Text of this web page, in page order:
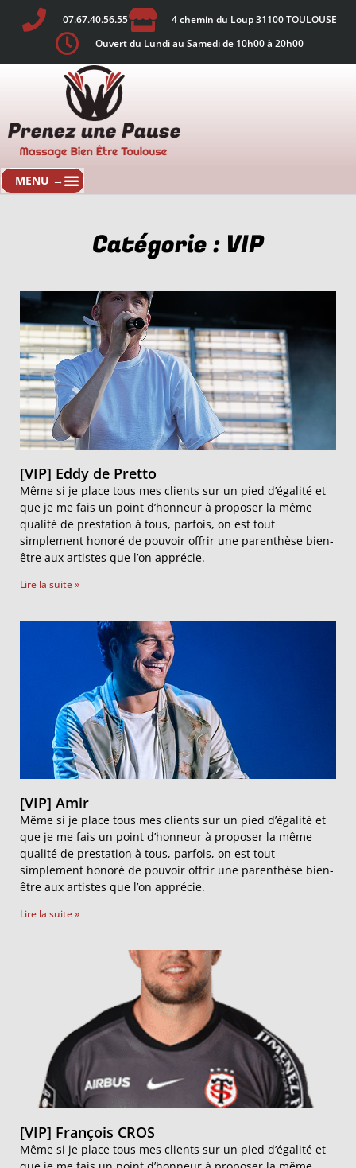
07.67.40.56.55
4 chemin du Loup 31100 TOULOUSE
Ouvert du Lundi au Samedi de 10h00 à 20h00
Catégorie : VIP
[VIP] Eddy de Pretto
Même si je place tous mes clients sur un pied d’égalité et
que je me fais un point d’honneur à proposer la même
qualité de prestation à tous, parfois, on est tout
simplement honoré de pouvoir offrir une parenthèse bien-
être aux artistes que l’on apprécie.
Lire la suite »
[VIP] Amir
Même si je place tous mes clients sur un pied d’égalité et
que je me fais un point d’honneur à proposer la même
qualité de prestation à tous, parfois, on est tout
simplement honoré de pouvoir offrir une parenthèse bien-
être aux artistes que l’on apprécie.
Lire la suite »
[VIP] François CROS
Même si je place tous mes clients sur un pied d’égalité et